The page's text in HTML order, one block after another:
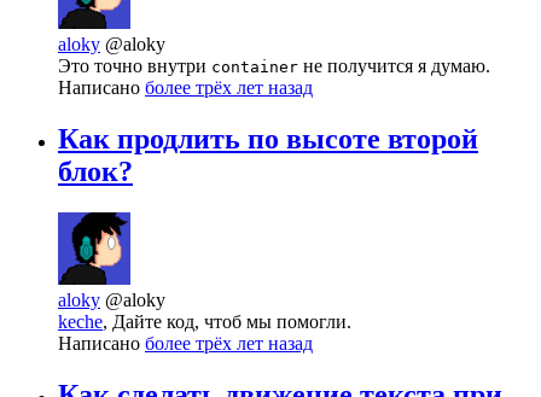
aloky @aloky
Это точно внутри container не получится я думаю.
Написано более трёх лет назад
Как продлить по высоте второй
блок?
aloky @aloky
keche, Дайте код, чтоб мы помогли.
Написано более трёх лет назад